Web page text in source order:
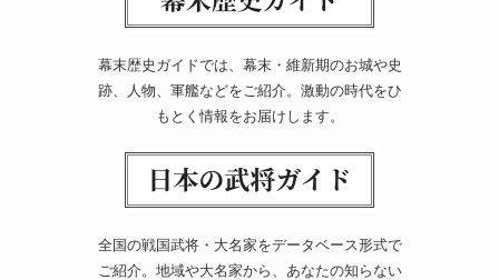
幕末歴史ガイドでは、幕末・維新期のお城や史
跡、人物、軍艦などをご紹介。激動の時代をひ
もとく情報をお届けします。
全国の戦国武将・大名家をデータベース形式で
ご紹介。地域や大名家から、あなたの知らない